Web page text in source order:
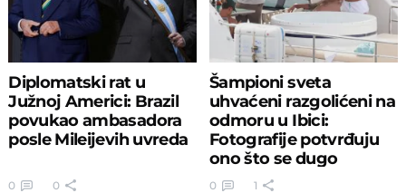
Diplomatski rat u
Južnoj Americi: Brazil
povukao ambasadora
posle Mileijevih uvreda
0 0
Šampioni sveta
uhvaćeni razgolićeni na
odmoru u Ibici:
Fotografije potvrđuju
ono što se dugo
sumnjalo
0 1